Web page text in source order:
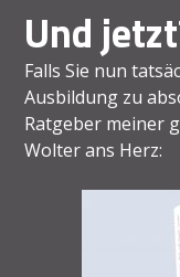
Und
Falls Sie nun
Ausbildung zu
Ratgeber meiner
Wolter ans Herz: